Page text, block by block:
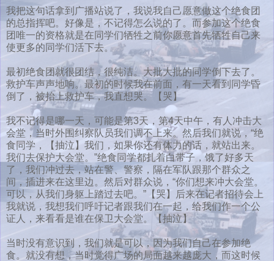
我把这句话拿到广播站说了，我说我自己愿意做这个绝食团
的总指挥吧。好像是，不记得怎么说的了。而参加这个绝食
团唯一的资格就是在同学们牺牲之前你愿意首先牺牲自己来
使更多的同学们活下去。
最初绝食团就很团结，很纯洁。大批大批的同学倒下去了。
救护车声声地响。最初的时候我在前面，有一天看到同学昏
倒了，被抬上救护车，我直想哭。【哭】
我不记得是哪一天，可能是第3天，第4天中午，有人冲击大
会堂，当时外围纠察队员我们调不上来。然后我们就说，“绝
食同学，【抽泣】我们，如果你还有体力的话，就站出来。
我们去保护大会堂。”绝食同学都扎着白带子，饿了好多天
了，我们冲过去，站在警、警察，隔在军队跟那个群众之
间，插进来在这里边。然后对群众说，“你们想来冲大会堂。
可以，从我们身躯上踏过去吧。”【哭】后来在记者招待会上
我就说，我想我们呼吁记者跟我们在一起，给我们作一个公
证人，来看看是谁在保卫大会堂。【抽泣】
当时没有意识到，我们就是可以，因为我们自己在参加绝
食。就没有想，当时觉得广场的局面越来越庞大，而这时候